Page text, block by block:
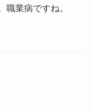
職業病ですね。